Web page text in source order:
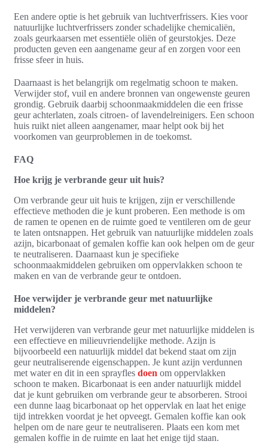
Een andere optie is het gebruik van luchtverfrissers. Kies voor
natuurlijke luchtverfrissers zonder schadelijke chemicaliën,
zoals geurkaarsen met essentiële oliën of geurstokjes. Deze
producten geven een aangename geur af en zorgen voor een
frisse sfeer in huis.
Daarnaast is het belangrijk om regelmatig schoon te maken.
Verwijder stof, vuil en andere bronnen van ongewenste geuren
grondig. Gebruik daarbij schoonmaakmiddelen die een frisse
geur achterlaten, zoals citroen- of lavendelreinigers. Een schoon
huis ruikt niet alleen aangenamer, maar helpt ook bij het
voorkomen van geurproblemen in de toekomst.
FAQ
Hoe krijg je verbrande geur uit huis?
Om verbrande geur uit huis te krijgen, zijn er verschillende
effectieve methoden die je kunt proberen. Een methode is om
de ramen te openen en de ruimte goed te ventileren om de geur
te laten ontsnappen. Het gebruik van natuurlijke middelen zoals
azijn, bicarbonaat of gemalen koffie kan ook helpen om de geur
te neutraliseren. Daarnaast kun je specifieke
schoonmaakmiddelen gebruiken om oppervlakken schoon te
maken en van de verbrande geur te ontdoen.
Hoe verwijder je verbrande geur met natuurlijke
middelen?
Het verwijderen van verbrande geur met natuurlijke middelen is
een effectieve en milieuvriendelijke methode. Azijn is
bijvoorbeeld een natuurlijk middel dat bekend staat om zijn
geur neutraliserende eigenschappen. Je kunt azijn verdunnen
met water en dit in een sprayfles doen om oppervlakken
schoon te maken. Bicarbonaat is een ander natuurlijk middel
dat je kunt gebruiken om verbrande geur te absorberen. Strooi
een dunne laag bicarbonaat op het oppervlak en laat het enige
tijd intrekken voordat je het opveegt. Gemalen koffie kan ook
helpen om de nare geur te neutraliseren. Plaats een kom met
gemalen koffie in de ruimte en laat het enige tijd staan.